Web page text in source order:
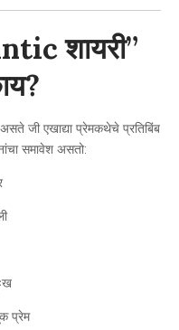
शायरी”
जी एखाद्या प्रेमकथेचे प्रतिबिंब
समावेश असतो:
प्रेम